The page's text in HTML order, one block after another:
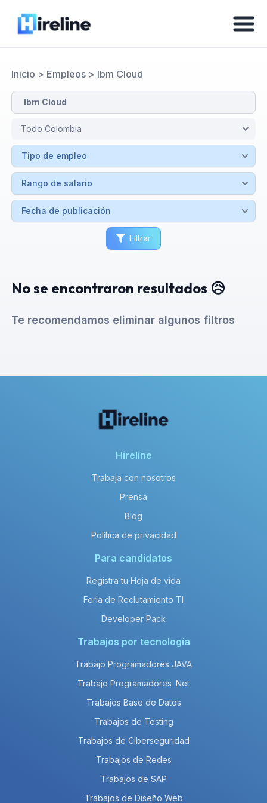
Inicio > Empleos> Ibm Cloud
Filtrar
No se encontraron resultados 😥
Te recomendamos eliminar algunos filtros
Hireline
Trabaja con nosotros
Prensa
Blog
Política de privacidad
Para candidatos
Registra tu Hoja de vida
Feria de Reclutamiento TI
Developer Pack
Trabajos por tecnología
Trabajo Programadores JAVA
Trabajo Programadores .Net
Trabajos Base de Datos
Trabajos de Testing
Trabajos de Ciberseguridad
Trabajos de Redes
Trabajos de SAP
Trabajos de Diseño Web